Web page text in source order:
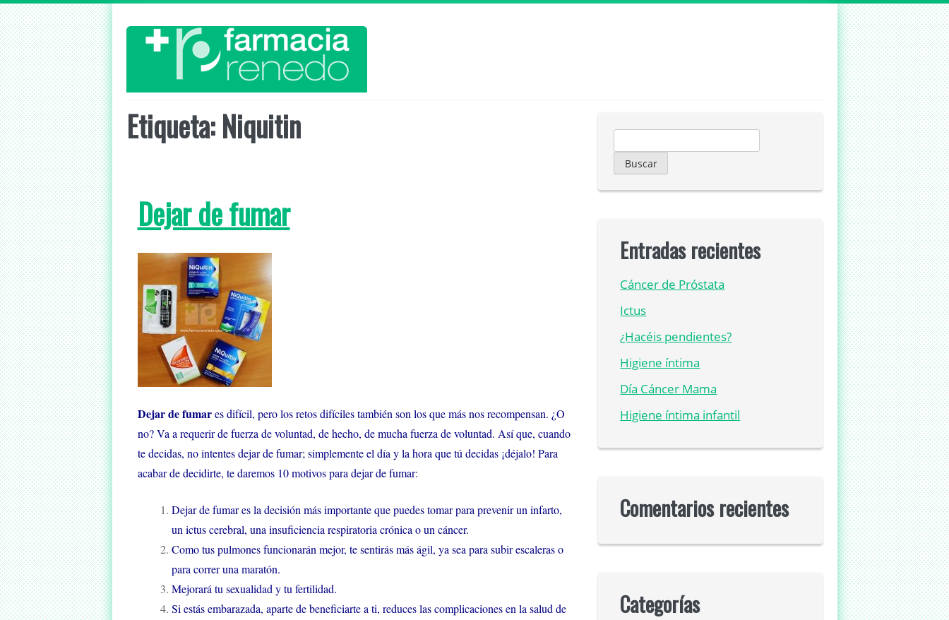
Skip
to
content
Etiqueta:Niquitin
Dejar de fumar
Dejar de fumares difícil, pero los retos difíciles también son los que más nos recompensan. ¿O
no? Va a requerir de fuerza de voluntad, de hecho, de mucha fuerza de voluntad. Así que, cuando
te decidas, no intentes dejar de fumar; simplemente el día y la hora que tú decidas ¡déjalo! Para
acabar de decidirte, te daremos 10 motivos para dejar de fumar:
Dejar de fumar es la decisión más importante que puedes tomar para prevenir un infarto,
un ictus cerebral, una insuficiencia respiratoria crónica o un cáncer.
Como tus pulmones funcionarán mejor, te sentirás más ágil, ya sea para subir escaleras o
para correr una maratón.
Mejorará tu sexualidad y tu fertilidad.
Si estás embarazada, aparte de beneficiarte a ti, reduces las complicaciones en la salud de
Entradas recientes
Cáncer de Próstata
Ictus
¿Hacéis pendientes?
Higiene íntima
Día Cáncer Mama
Higiene íntima infantil
Comentarios recientes
Categorías